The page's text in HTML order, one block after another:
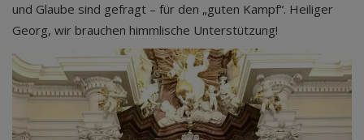
und Glaube sind gefragt – für den „guten Kampf“. Heiliger
Georg, wir brauchen himmlische Unterstützung!